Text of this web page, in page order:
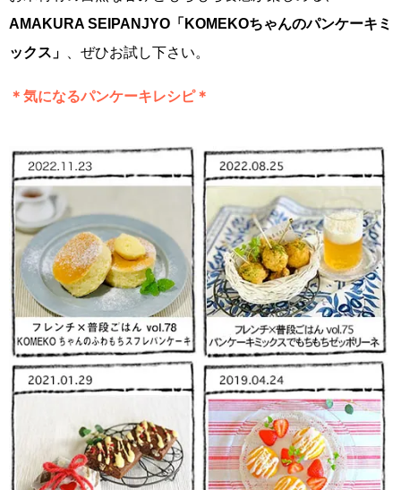
AMAKURA SEIPANJYO「KOMEKOちゃんのパンケーキミ
ックス」
、ぜひお試し下さい。
＊気になるパンケーキレシピ＊